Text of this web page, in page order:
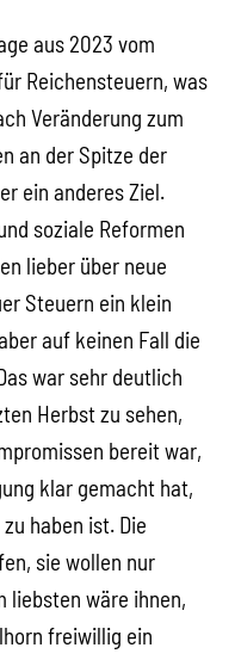
aus 2023 vom
Reichensteuern, was
Veränderung zum
an der Spitze der
ein anderes Ziel.
soziale Reformen
lieber über neue
Steuern ein klein
auf keinen Fall die
war sehr deutlich
Herbst zu sehen,
bereit war,
klar gemacht hat,
haben ist. Die
sie wollen nur
liebsten wäre ihnen,
freiwillig ein